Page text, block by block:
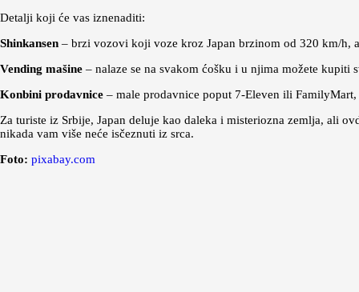
Detalji koji će vas iznenaditi:
Shinkansen – brzi vozovi koji voze kroz Japan brzinom od 320 km/h,
Vending mašine – nalaze se na svakom ćošku i u njima možete kupiti
Konbini prodavnice – male prodavnice poput 7-Eleven ili
Za turiste iz Srbije, Japan deluje kao daleka i misteriozna zemlja, ali
nikada vam više neće isčeznuti iz srca.
Foto: pixabay.com